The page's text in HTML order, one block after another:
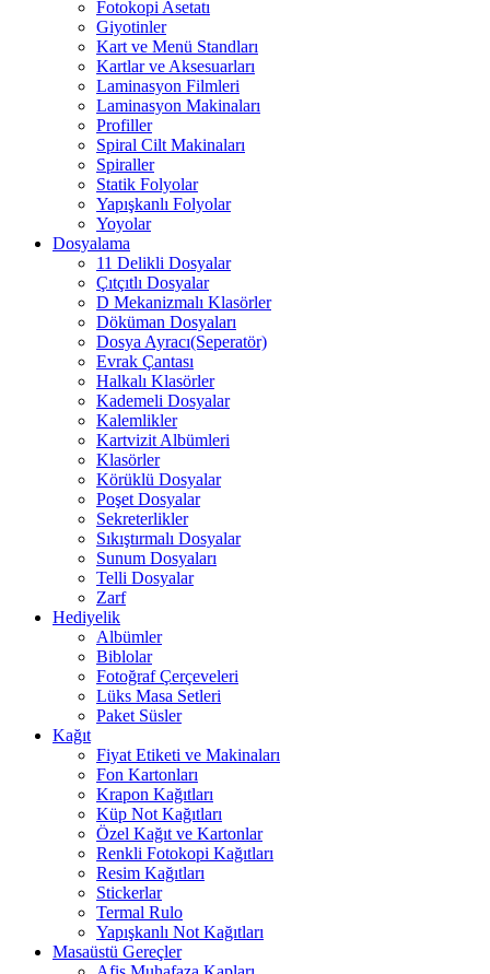
Fotokopi Asetatı
Giyotinler
Kart ve Menü Standları
Kartlar ve Aksesuarları
Laminasyon Filmleri
Laminasyon Makinaları
Profiller
Spiral Cilt Makinaları
Spiraller
Statik Folyolar
Yapışkanlı Folyolar
Yoyolar
Dosyalama
11 Delikli Dosyalar
Çıtçıtlı Dosyalar
D Mekanizmalı Klasörler
Döküman Dosyaları
Dosya Ayracı(Seperatör)
Evrak Çantası
Halkalı Klasörler
Kademeli Dosyalar
Kalemlikler
Kartvizit Albümleri
Klasörler
Körüklü Dosyalar
Poşet Dosyalar
Sekreterlikler
Sıkıştırmalı Dosyalar
Sunum Dosyaları
Telli Dosyalar
Zarf
Hediyelik
Albümler
Biblolar
Fotoğraf Çerçeveleri
Lüks Masa Setleri
Paket Süsler
Kağıt
Fiyat Etiketi ve Makinaları
Fon Kartonları
Krapon Kağıtları
Küp Not Kağıtları
Özel Kağıt ve Kartonlar
Renkli Fotokopi Kağıtları
Resim Kağıtları
Stickerlar
Termal Rulo
Yapışkanlı Not Kağıtları
Masaüstü Gereçler